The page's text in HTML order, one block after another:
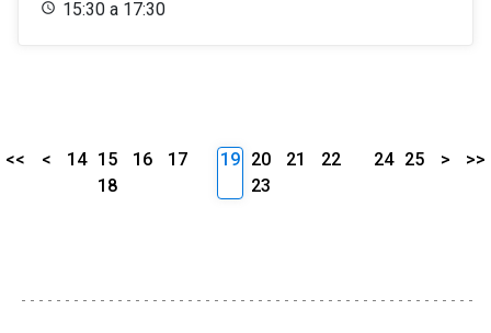
15:30 a 17:30
<< < 14 15 16
17
18
19 20 21
22
23
24 25 > >>